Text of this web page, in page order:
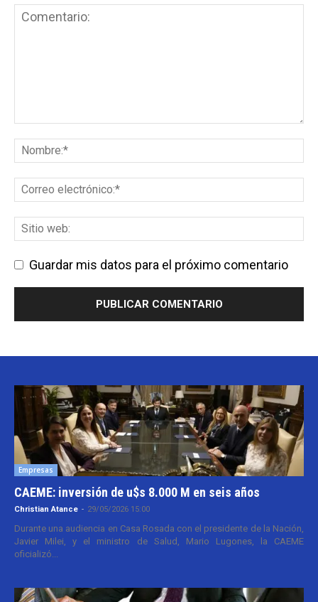
Guardar mis datos para el próximo comentario
Empresas
CAEME: inversión de u$s 8.000 M en seis años
Christian Atance - 29/05/2026 15:00
Durante una audiencia en Casa Rosada con el presidente de la Nación,
Javier Milei, y el ministro de Salud, Mario Lugones, la CAEME
oficializó...